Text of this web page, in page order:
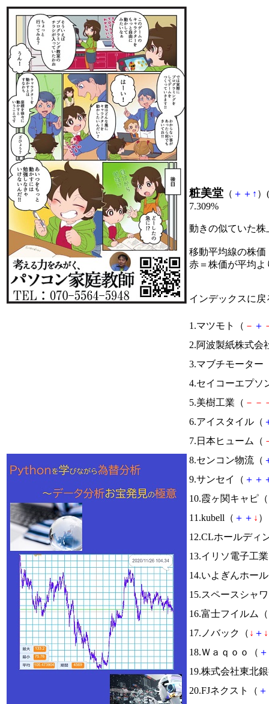
粧美堂 （ ＋ ＋ ↑
7.309%
動きの似ていた
移動平均線の株価
赤＝株価が平均
インデックスに戻
1.マツモト（ － ＋
2.阿波製紙株式会
3.マブチモーター
4.セイコーエプソ
5.美樹工業（ － －
6.アイスタイル（
7.日本ヒューム（
8.センコン物流（
9.サンセイ（ ＋ ＋
10.霞ヶ関キャピ（
11.kubell（ ＋ ＋ ↓
12.CLホールディ
13.イリソ電子工
14.いよぎんホー
15.スペースシャ
16.富士フイルム（
17.ノバック（ ↓ ＋ ↓
18.Ｗａｑｏｏ（ ＋
19.株式会社東北
20.FJネクスト（ ＋